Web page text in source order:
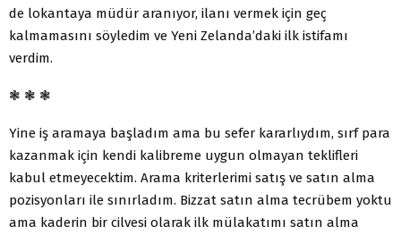
de lokantaya müdür aranıyor, ilanı vermek için geç
kalmamasını söyledim ve Yeni Zelanda’daki ilk istifamı
verdim.
❃ ❃ ❃
Yine iş aramaya başladım ama bu sefer kararlıydım, sırf para
kazanmak için kendi kalibreme uygun olmayan teklifleri
kabul etmeyecektim. Arama kriterlerimi satış ve satın alma
pozisyonları ile sınırladım. Bizzat satın alma tecrübem yoktu
ama kaderin bir cilvesi olarak ilk mülakatımı satın alma